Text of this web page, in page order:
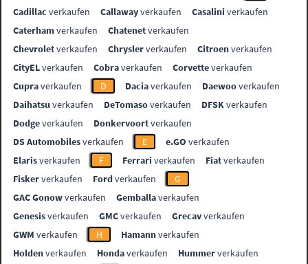
Cadillac verkaufen Callawayverkaufen Casalini verkaufen
Caterhamverkaufen Chatenetverkaufen
Chevroletverkaufen Chryslerverkaufen Citroenverkaufen
CityELverkaufen Cobraverkaufen Corvetteverkaufen
Cupraverkaufen D Daciaverkaufen Daewooverkaufen
Daihatsu verkaufen DeTomasoverkaufen DFSKverkaufen
Dodgeverkaufen Donkervoortverkaufen
DS Automobilesverkaufen E e.GO verkaufen
Elarisverkaufen F Ferrari verkaufen Fiatverkaufen
Fiskerverkaufen Fordverkaufen
G
GAC Gonowverkaufen Gemballaverkaufen
Genesisverkaufen GMCverkaufen Grecavverkaufen
GWM verkaufen H Hamannverkaufen
Holdenverkaufen Hondaverkaufen Hummerverkaufen